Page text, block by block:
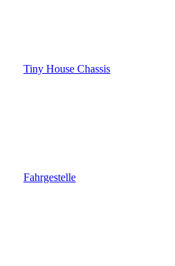
Tiny House Chassis
Fahrgestelle